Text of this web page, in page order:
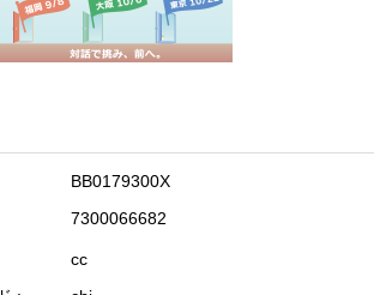
BB0179300X
7300066682
cc